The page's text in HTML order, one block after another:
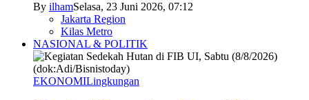
By ilhamSelasa, 23 Juni 2026, 07:12
Jakarta Region
Kilas Metro
NASIONAL & POLITIK
EKONOMILingkungan